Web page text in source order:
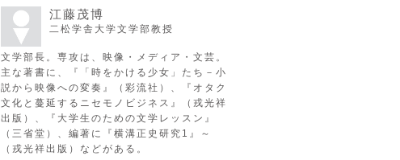
江藤茂博
二松学舎大学文学部教授
文学部長。専攻は、映像・メディア・文芸。
主な著書に、『「時をかける少女」たち－小
説から映像への変奏』（彩流社）、『オタク
文化と蔓延するニセモノビジネス』（戎光祥
出版）、『大学生のための文学レッスン』
（三省堂）、編著に『横溝正史研究1』～
（戎光祥出版）などがある。